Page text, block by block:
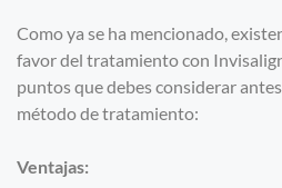
Como ya se ha mencionado,
favor del tratamiento con
puntos que debes considerar
método de tratamiento:
Ventajas: